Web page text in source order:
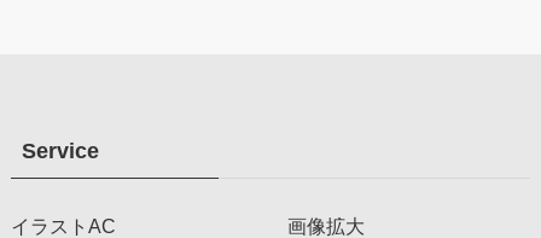
Service
イラストAC
画像拡大